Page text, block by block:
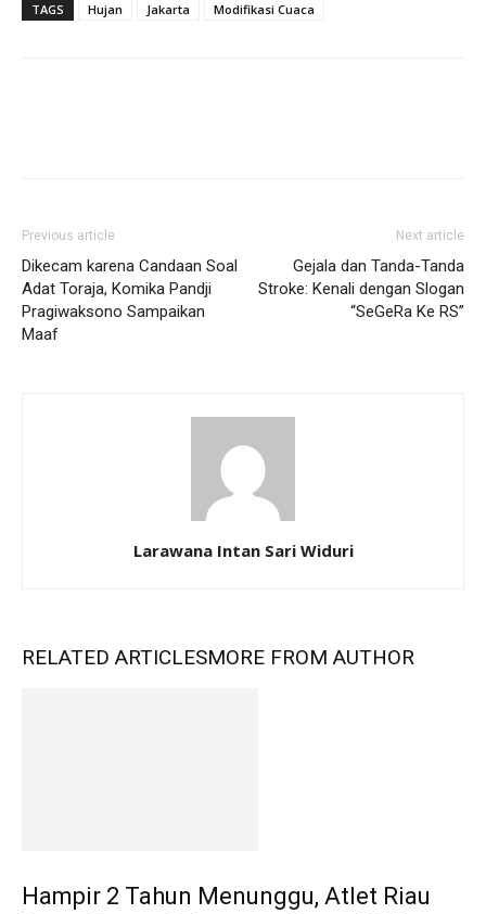
TAGS Hujan Jakarta Modifikasi Cuaca
Previous article
Dikecam karena Candaan Soal
Adat Toraja, Komika Pandji
Pragiwaksono Sampaikan
Maaf
Next article
Gejala dan Tanda-Tanda
Stroke: Kenali dengan Slogan
“SeGeRa Ke RS”
Larawana Intan Sari Widuri
RELATED ARTICLESMORE FROM AUTHOR
Hampir 2 Tahun Menunggu, Atlet Riau